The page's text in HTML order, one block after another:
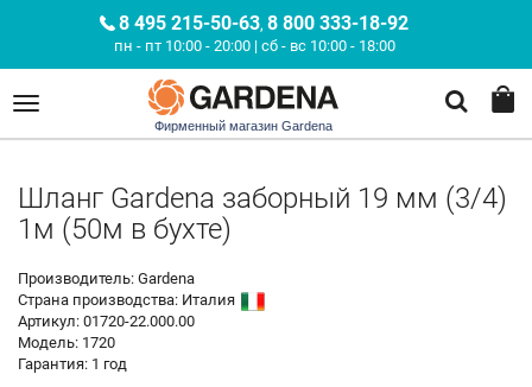
8 495 215-50-63, 8 800 333-18-92
пн - пт 10:00 - 20:00 | сб - вс 10:00 - 18:00
Фирменный магазин Gardena
Шланг Gardena заборный 19 мм (3/4)
1м (50м в бухте)
Производитель: Gardena
Страна производства: Италия
Артикул: 01720-22.000.00
Модель: 1720
Гарантия: 1 год